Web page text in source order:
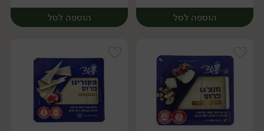
הוספה לסל הוספה לסל